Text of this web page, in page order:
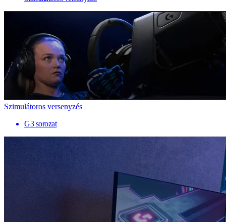
Szimulátoros versenyzés
G3 sorozat